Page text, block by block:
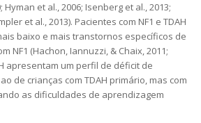
et al., 2006; Isenberg et al., 2013;
et al., 2013). Pacientes com NF1 e TDAH
baixo e mais transtornos específicos de
NF1 (Hachon, Iannuzzi, & Chaix, 2011;
apresentam um perfil de déficit de
de crianças com TDAH primário, mas com
as dificuldades de aprendizagem